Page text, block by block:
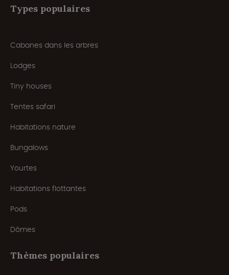
Types populaires
Cabanes dans les arbres
Lodges
Tiny houses
Tentes safari
Habitations nature
Bungalows
Yourtes
Habitations flottantes
Pods
Dômes
Thèmes populaires